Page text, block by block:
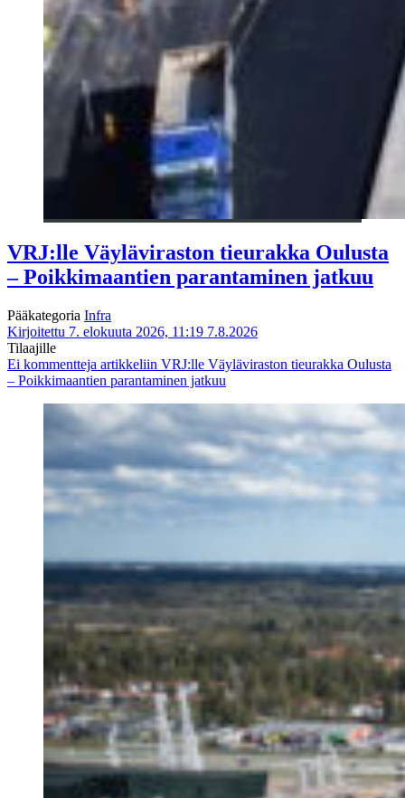
VRJ:lle Väyläviraston tieurakka Oulusta
– Poikkimaantien parantaminen jatkuu
Pääkategoria Infra
Kirjoitettu 7. elokuuta 2026, 11:19 7.8.2026
Tilaajille
Ei kommentteja artikkeliin VRJ:lle Väyläviraston tieurakka Oulusta
– Poikkimaantien parantaminen jatkuu